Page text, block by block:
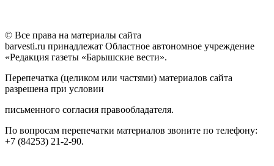
© Все права на материалы сайта
barvesti.ru принадлежат Областное автономное учреждение
«Редакция газеты «Барышские вести».
Перепечатка (целиком или частями) материалов сайта
разрешена при условии
письменного согласия правообладателя.
По вопросам перепечатки материалов звоните по телефону:
+7 (84253) 21-2-90.